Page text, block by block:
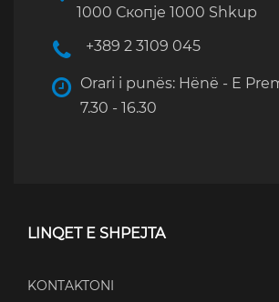
1000 Скопје 1000 Shkup
+389 2 3109 045
Orari i punës: Hënë - E
7.30 - 16.30
LINQET E SHPEJTA
KONTAKTONI